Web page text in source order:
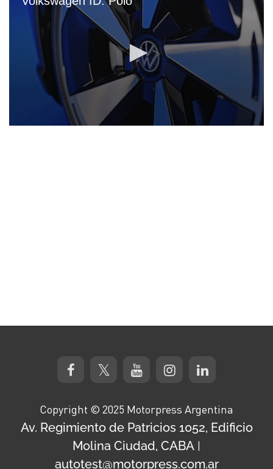
Copyright © 2025 Motorpress Argentina
Av. Regimiento de Patricios 1052, Edificio
Molina Ciudad, CABA |
autotest@motorpress.com.ar